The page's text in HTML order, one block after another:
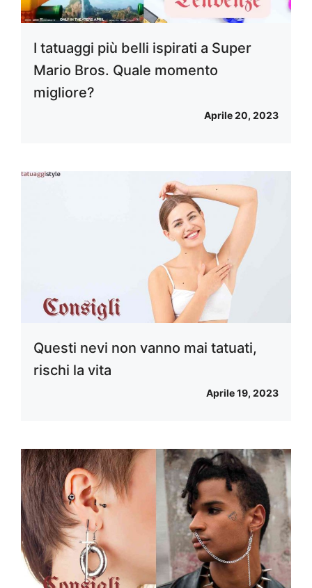
I tatuaggi più belli ispirati a Super
Mario Bros. Quale momento
migliore?
Aprile 20, 2023
Questi nevi non vanno mai tatuati,
rischi la vita
Aprile 19, 2023